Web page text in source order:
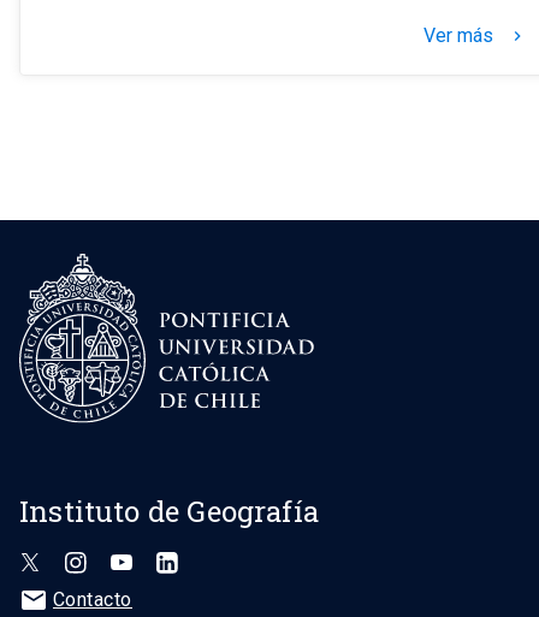
Ver más keyboard_arrow_right
Instituto de Geografía
mail Contacto